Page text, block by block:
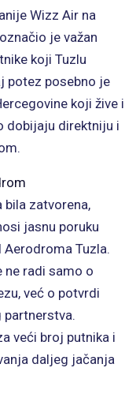
Wizz Air na
je važan
koji Tuzlu
potez posebno je
koji žive i
dobijaju direktniju i
bila zatvorena,
jasnu poruku
Tuzla.
ne radi samo o
već o potvrdi
veći broj putnika i
daljeg jačanja